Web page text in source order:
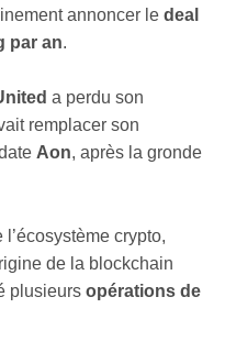
annoncer le deal
par an.
a perdu son
remplacer son
Aon, après la gronde
crypto,
de la blockchain
plusieurs opérations de